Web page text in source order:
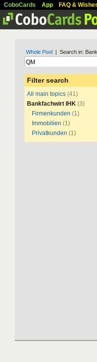
CoboCards App FAQ &
Whole Pool | Search in:
Filter search
All main topics (41)
Bankfachwirt IHK (3)
Firmenkunden (1)
Immobilien (1)
Privatkunden (1)